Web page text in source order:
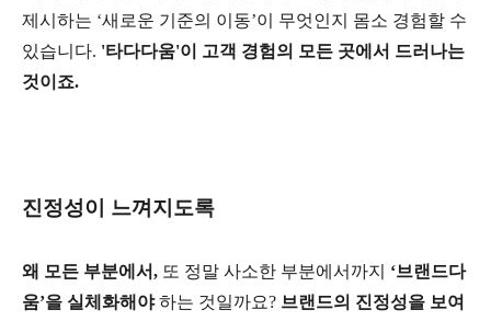
제시하는 ‘새로운 기준의 이동’이 무엇인지 몸소 경험할 수
있습니다. '타다다움'이 고객 경험의 모든 곳에서 드러나는
것이죠.
진정성이 느껴지도록
왜 모든 부분에서, 또 정말 사소한 부분에서까지 ‘브랜드다
움’을 실체화해야하는 것일까요? 브랜드의 진정성을 보여